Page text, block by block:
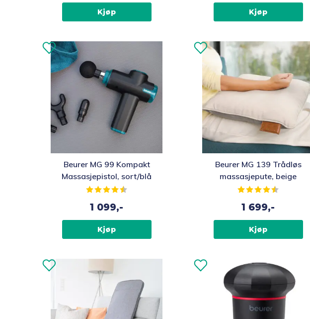
Kjøp Kjøp
Beurer MG 99 Kompakt
Massasjepistol, sort/blå
Karakter:
1 099,-
Kjøp
Beurer MG 139 Trådløs
massasjepute, beige
Karakter:
1 699,-
Kjøp